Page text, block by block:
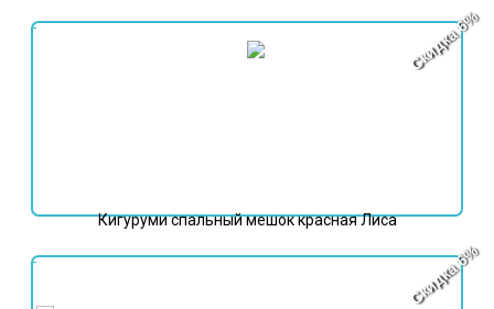
Скидка 6%
Кигуруми спальный мешок красная Лиса
Скидка 6%